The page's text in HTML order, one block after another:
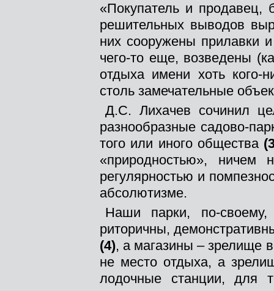
«Покупатель и продавец,
решительных выводов
них сооружены прилавки
чего-то еще, возведены
отдыха имени хоть кого-
столь замечательные
Д.С. Лихачев сочинил
разнообразные садово-
того или иного общества
«природностью», ничем
регулярностью и
абсолютизме.
Наши парки, по-
риторичны,
(4), а магазины – зрелище
не место отдыха, а
лодочные станции, для